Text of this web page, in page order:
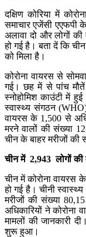
दक्षिण कोरिया में
समाचार एजेंसी एएफपी
अलावा दो और लोगों
हो गई है। बता दें कि
को मिला है।
कोरोना वायरस से
गई। छह में से पांच
स्नोहोमिश काउंटी में
स्वास्थ्य संगठन
वायरस के 1,500 से
मरने वालों की संख्या
चीन के बाहर मरीजों की
चीन में 2,943 लोगों की
चीन में कोरोना वायरस
हो गई है। चीनी
मरीजों की संख्या
अधिकारियों ने
मामलों की जानकारी
शुरू हुआ।